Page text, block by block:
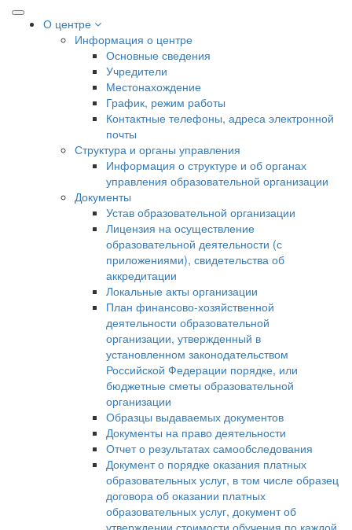
О центре
Информация о центре
Основные сведения
Учредители
Местонахождение
График, режим работы
Контактные телефоны, адреса электронной
почты
Структура и органы управления
Информация о структуре и об органах
управления образовательной организации
Документы
Устав образовательной организации
Лицензия на осуществление
образовательной деятельности (с
приложениями), свидетельства об
аккредитации
Локальные акты организации
План финансово-хозяйственной
деятельности образовательной
организации, утвержденный в
установленном законодательством
Российской Федерации порядке, или
бюджетные сметы образовательной
организации
Образцы выдаваемых документов
Документы на право деятельности
Отчет о результатах самообследования
Документ о порядке оказания платных
образовательных услуг, в том числе образец
договора об оказании платных
образовательных услуг, документ об
утверждении стоимости обучения по каждой